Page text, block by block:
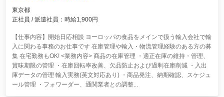
東京都
正社員 / 派遣社員：時給1,900円
【仕事内容】開始日応相談 ヨーロッパの食品をメインで扱う輸入会社で輸
入に関わる事務のお仕事です 在庫管理や輸入・物流管理経験のある方の募
集 在宅勤務もOK! <業務内容> 商品の在庫管理 ・適正在庫の維持・管理、
賞味期限の管理 ・在庫回転率改善、欠品防止および過剰在庫削減 ・入出
庫データの管理 輸入実務(英文対応あり) ・商品発注、納期確認、スケジュ
ール管理 ・フォワーダー、通関業者との調整...